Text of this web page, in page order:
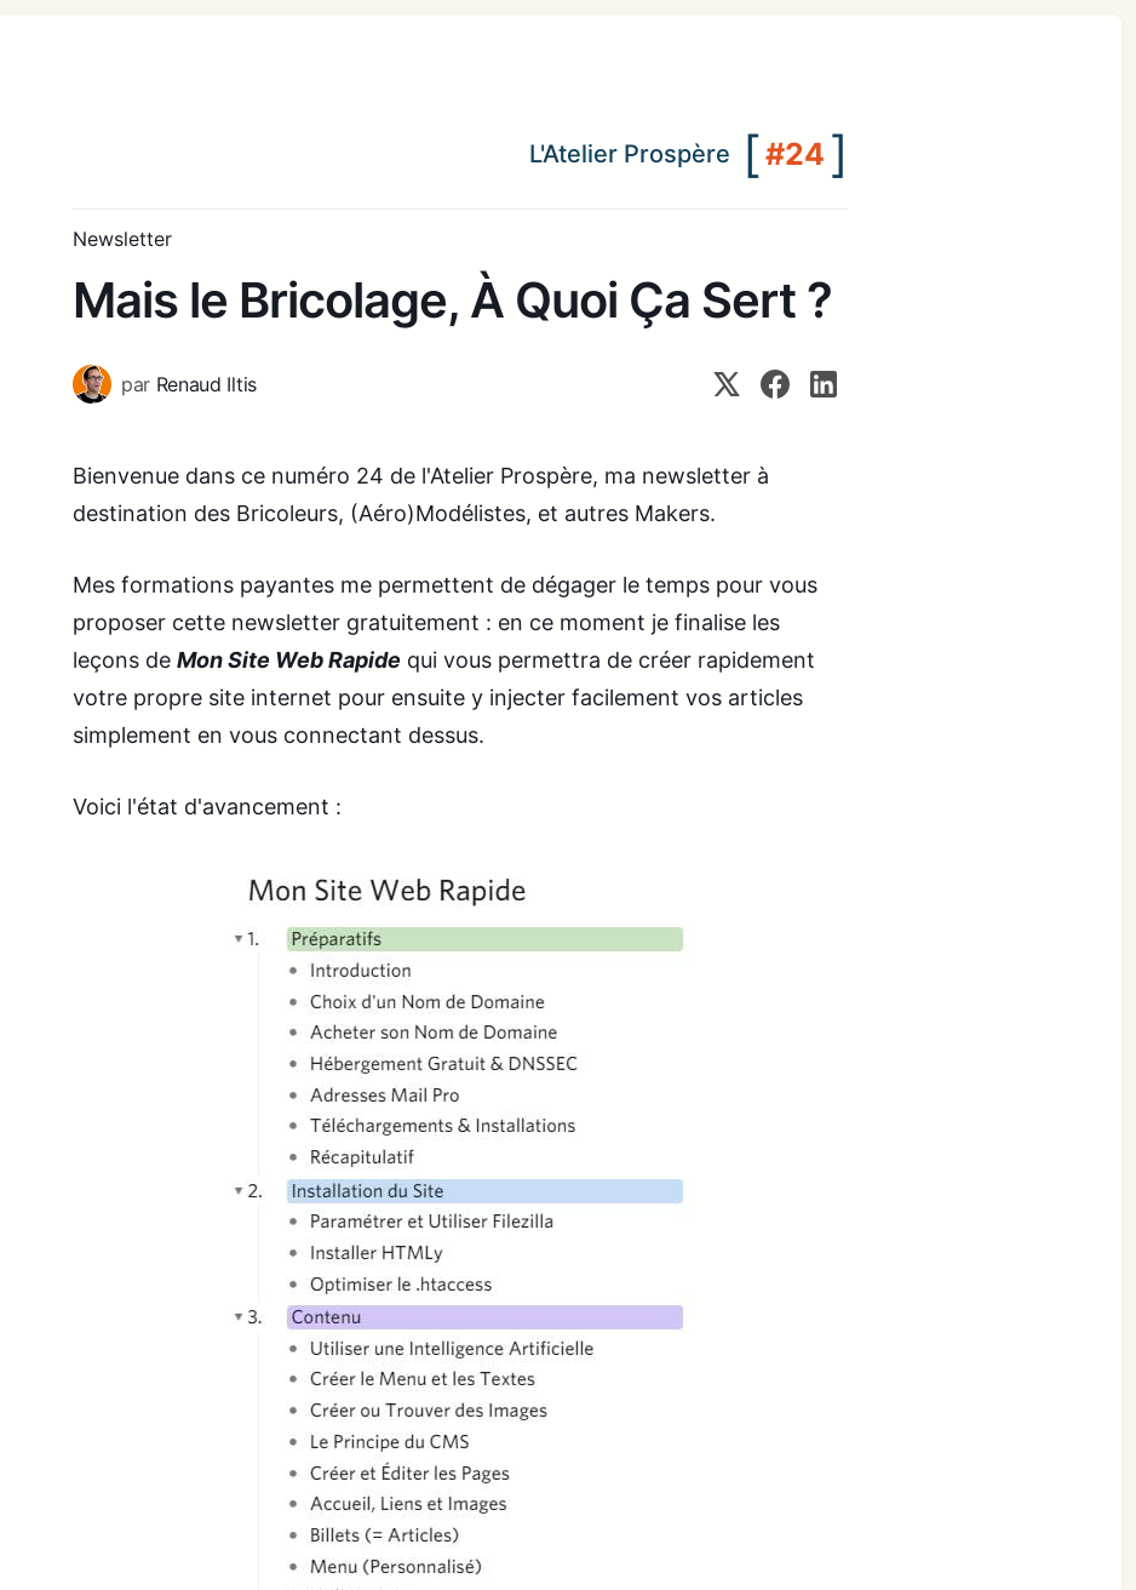
L'Atelier Prospère [#24 ]
Newsletter
Mais le Bricolage, À Quoi Ça Sert ?
par Renaud Iltis
Bienvenue dans ce numéro 24 de l'Atelier Prospère, ma newsletter à
destination des Bricoleurs, (Aéro)Modélistes, et autres Makers.
Mes formations payantes me permettent de dégager le temps pour vous
proposer cette newsletter gratuitement : en ce moment je finalise les
leçons de Mon Site Web Rapide qui vous permettra de créer rapidement
votre propre site internet pour ensuite y injecter facilement vos articles
simplement en vous connectant dessus.
Voici l'état d'avancement :